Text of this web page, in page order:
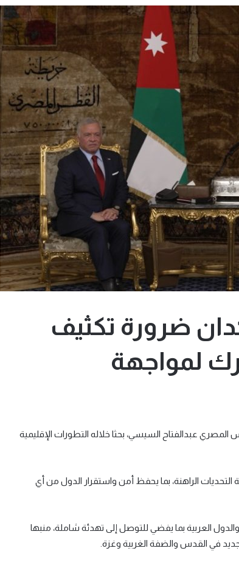
ضرورة تكثيف
لمواجهة
المصري عبدالفتاح السيسي، بحثا خلاله التطورات الإقليمية
الراهنة، بما يحفظ أمن واستقرار الدول من أي
العربية بما يفضي للتوصل إلى تهدئة شاملة، منبها
في القدس والضفة الغربية وغزة.